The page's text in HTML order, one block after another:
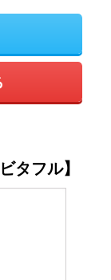
タフル】